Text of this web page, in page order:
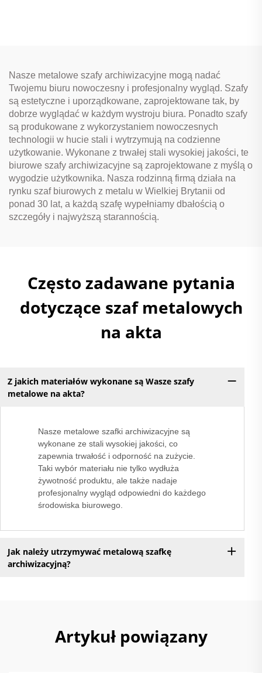
Nasze metalowe szafy archiwizacyjne mogą nadać
Twojemu biuru nowoczesny i profesjonalny wygląd. Szafy
są estetyczne i uporządkowane, zaprojektowane tak, by
dobrze wyglądać w każdym wystroju biura. Ponadto szafy
są produkowane z wykorzystaniem nowoczesnych
technologii w hucie stali i wytrzymują na codzienne
użytkowanie. Wykonane z trwałej stali wysokiej jakości, te
biurowe szafy archiwizacyjne są zaprojektowane z myślą o
wygodzie użytkownika. Nasza rodzinną firmą działa na
rynku szaf biurowych z metalu w Wielkiej Brytanii od
ponad 30 lat, a każdą szafę wypełniamy dbałością o
szczegóły i najwyższą starannością.
Często zadawane pytania
dotyczące szaf metalowych
na akta
Z jakich materiałów wykonane są Wasze szafy
metalowe na akta?
Nasze metalowe szafki archiwizacyjne są
wykonane ze stali wysokiej jakości, co
zapewnia trwałość i odporność na zużycie.
Taki wybór materiału nie tylko wydłuża
żywotność produktu, ale także nadaje
profesjonalny wygląd odpowiedni do każdego
środowiska biurowego.
Jak należy utrzymywać metalową szafkę
archiwizacyjną?
Artykuł powiązany